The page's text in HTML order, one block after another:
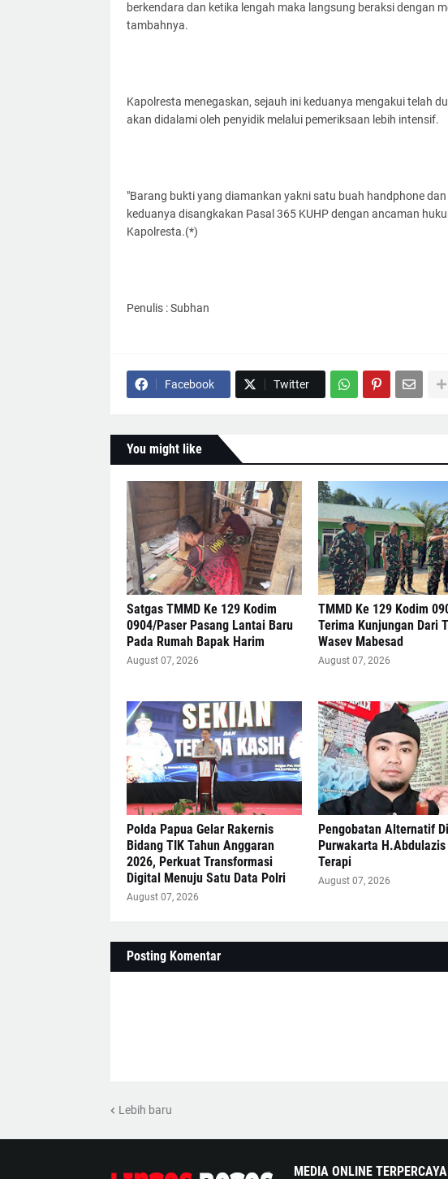
berkendara dan ketika lengah maka langsung beraksi dengan
tambahnya.
Kapolresta menegaskan, sejauh ini keduanya mengakui telah
akan didalami oleh penyidik melalui pemeriksaan lebih intensif.
"Barang bukti yang diamankan yakni satu buah handphone
keduanya disangkakan Pasal 365 KUHP dengan ancaman
Kapolresta.(*)
Penulis : Subhan
Facebook Twitter
You might like
Satgas TMMD Ke 129 Kodim
0904/Paser Pasang Lantai Baru
Pada Rumah Bapak Harim
August 07, 2026
TMMD Ke 129 Kodim
Terima Kunjungan Dari
Wasev Mabesad
August 07, 2026
Polda Papua Gelar Rakernis
Bidang TIK Tahun Anggaran
2026, Perkuat Transformasi
Digital Menuju Satu Data Polri
August 07, 2026
Pengobatan Alternatif Di
Purwakarta
Terapi
August 07, 2026
Posting Komentar
Lebih baru
MEDIA ONLINE TERPERCAYA